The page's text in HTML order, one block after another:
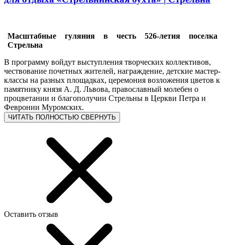
Масштабные гуляния в честь 526-летия поселка
Стрельна
В программу войдут выступления творческих коллективов,
чествование почетных жителей, награждение, детские мастер-
классы на разных площадках, церемония возложения цветов к
памятнику князя А. Д. Львова, православный молебен о
процветании и благополучии Стрельны в Церкви Петра и
Февронии Муромских.
ЧИТАТЬ ПОЛНОСТЬЮ СВЕРНУТЬ
Оставить отзыв